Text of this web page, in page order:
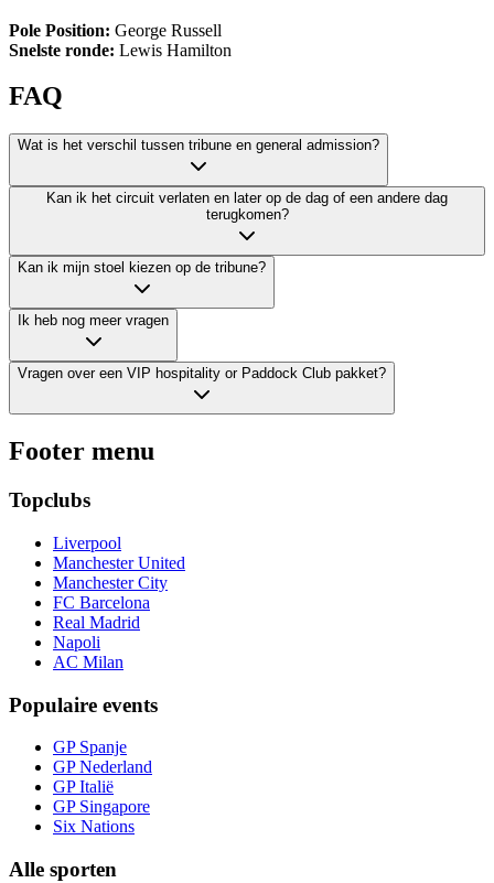
Pole Position: George Russell
Snelste ronde: Lewis Hamilton
FAQ
Wat is het verschil tussen tribune en general admission?
Kan ik het circuit verlaten en later op de dag of een andere dag
terugkomen?
Kan ik mijn stoel kiezen op de tribune?
Ik heb nog meer vragen
Vragen over een VIP hospitality or Paddock Club pakket?
Footer menu
Topclubs
Liverpool
Manchester United
Manchester City
FC Barcelona
Real Madrid
Napoli
AC Milan
Populaire events
GP Spanje
GP Nederland
GP Italië
GP Singapore
Six Nations
Alle sporten